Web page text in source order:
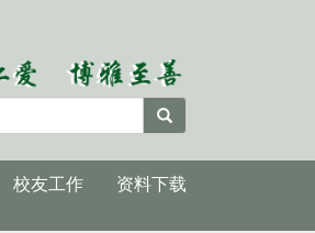
校友工作 资料下载